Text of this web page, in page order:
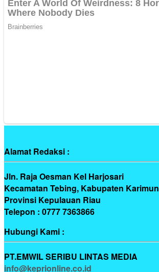
Alamat Redaksi :
Jln. Raja Oesman Kel Harjosari
Kecamatan Tebing, Kabupaten Karimun
Provinsi Kepulauan Riau
Telepon : 0777 7363866
Hubungi Kami :
PT.EMWIL SERIBU LINTAS MEDIA
info@keprionline.co.id